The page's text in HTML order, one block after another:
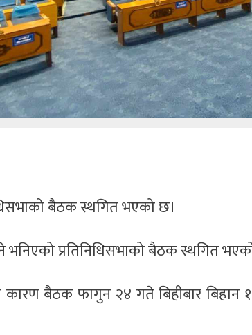
बैठक स्थगित भएको छ।
भनिएको प्रतिनिधिसभाको बैठक स्थगित
कारण बैठक फागुन २४ गते बिहीबार